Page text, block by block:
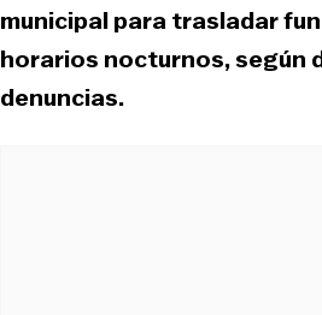
municipal para trasladar
horarios nocturnos, según
denuncias.